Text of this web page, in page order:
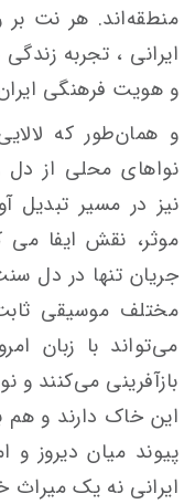
منطقه‌اند. هر نت
ایرانی ، تجربه‌
و هویت فرهنگی
و همان‌طور که
نواهای محلی از دل
نیز در مسیر
موثر، نقش ایفا می
جریان تنها در دل
مختلف موسیقی
می‌تواند با زبان
بازآفرینی می‌کنند و
این خاک دارند و هم
پیوند میان دیروز و
ایرانی نه یک